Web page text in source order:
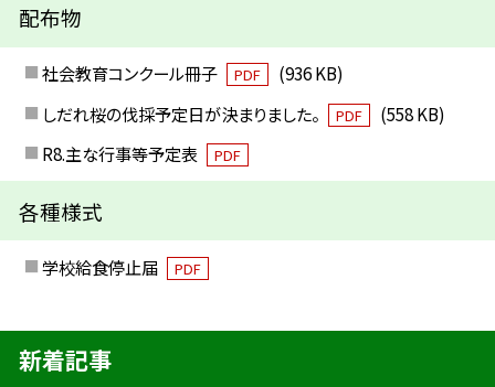
配布物
社会教育コンクール冊子 PDF
(936 KB)
しだれ桜の伐採予定日が決まりました。
PDF
(558 KB)
R8.主な行事等予定表
PDF
各種様式
学校給食停止届 PDF
新着記事